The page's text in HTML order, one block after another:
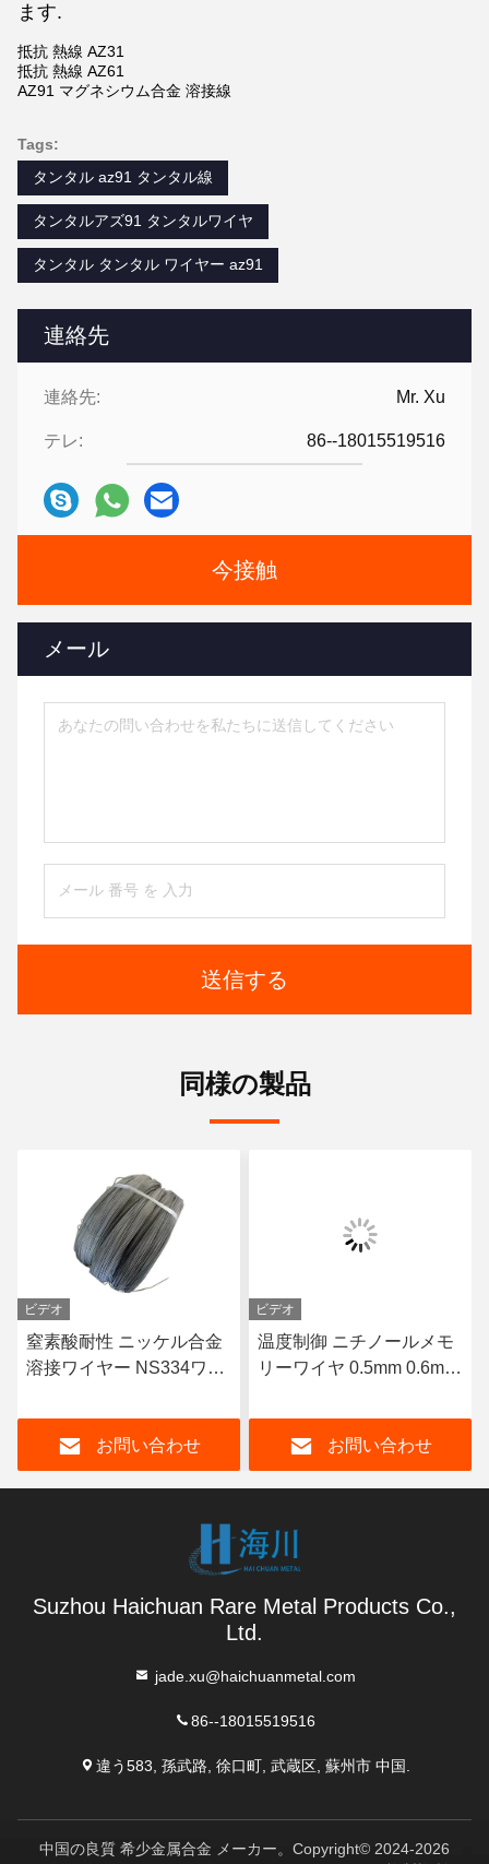
連絡先
連絡先: Mr. Xu
テレ: 86--18015519516
今接触
メール
送信する
ます.
抵抗 熱線 AZ31
抵抗 熱線 AZ61
AZ91 マグネシウム合金 溶接線
Tags:
タンタル az91 タンタル線
タンタルアズ91 タンタルワイヤ
タンタル タンタル ワイヤー az91
同様の製品
ビデオ
窒素酸耐性 ニッケル合金
溶接ワイヤー NS334ワイ
イ C276 C22 B3ワイヤー
お問い合わせ
ビデオ
温度制御 ニチノールメモ
リーワイヤ 0.5mm 0.6mm
ズ オーダーメイド
お問い合わせ
Suzhou Haichuan Rare Metal Products Co.,
Ltd.
jade.xu@haichuanmetal.com
86--18015519516
違う583, 孫武路, 徐口町, 武蔵区, 蘇州市 中国.
中国の良質 希少金属合金 メーカー。Copyright© 2024-2026